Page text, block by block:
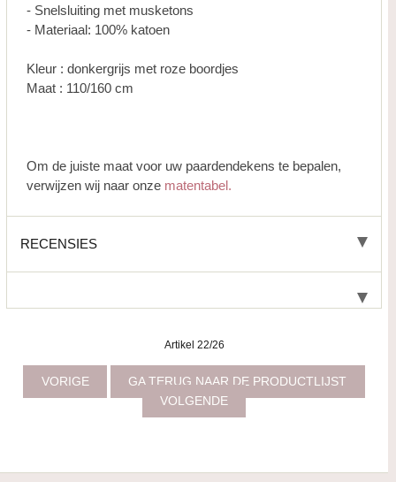
- Snelsluiting met musketons
- Materiaal: 100% katoen
Kleur : donkergrijs met roze boordjes
Maat : 110/160 cm
Om de juiste maat voor uw paardendekens te bepalen,
verwijzen wij naar onze matentabel.
RECENSIES
Artikel 22/26
VORIGE
GA TERUG NAAR DE PRODUCTLIJST
VOLGENDE